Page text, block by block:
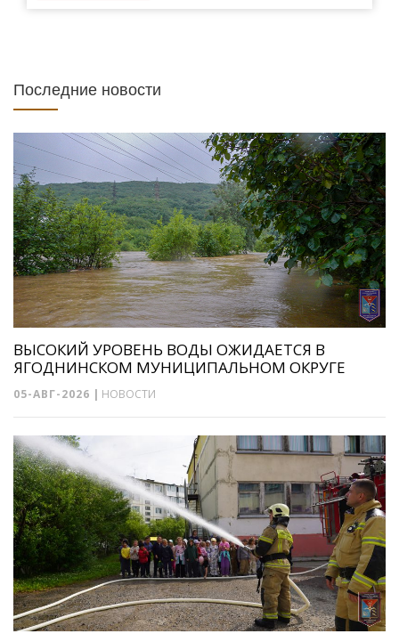
Последние новости
ВЫСОКИЙ УРОВЕНЬ ВОДЫ ОЖИДАЕТСЯ В
ЯГОДНИНСКОМ МУНИЦИПАЛЬНОМ ОКРУГЕ
05-АВГ-2026 | НОВОСТИ